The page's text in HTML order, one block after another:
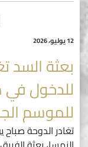
12 يوليو، 2026
بعثة السد
للدخول في
للموسم